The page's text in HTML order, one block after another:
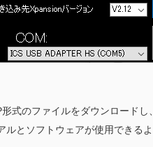
式のファイルをダウンロードし
ルとソフトウェアが使用できるよ